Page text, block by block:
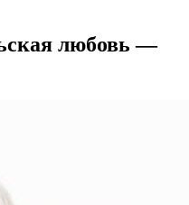
любовь —